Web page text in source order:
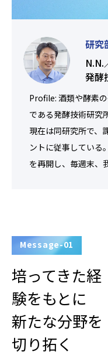
研究
発酵
Profile: 酒類や酵素
である発酵技術研究
現在は同研究所で、
ントに従事している
を再開し、毎週末、
Message-01
培ってきた経
験をもとに
新たな分野を
切り拓く